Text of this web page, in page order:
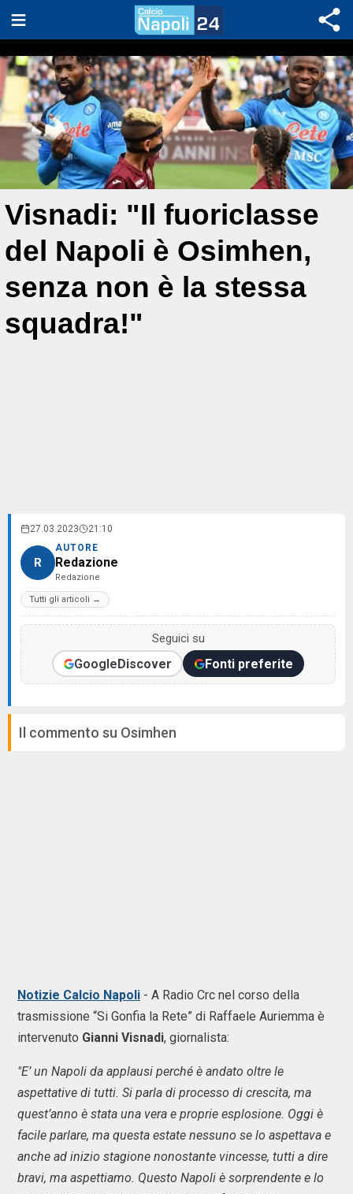
Visnadi: "Il fuoriclasse
del Napoli è Osimhen,
senza non è la stessa
squadra!"
27.03.2023 21:10
R
AUTORE
Redazione
Redazione
Tutti gli articoli →
Seguici su
GoogleDiscover Fonti preferite
Il commento su Osimhen
Notizie Calcio Napoli - A Radio Crc nel corso della
trasmissione “Si Gonfia la Rete” di Raffaele Auriemma è
intervenuto Gianni Visnadi, giornalista:
"E’ un Napoli da applausi perché è andato oltre le
aspettative di tutti. Si parla di processo di crescita, ma
quest’anno è stata una vera e proprie esplosione. Oggi è
facile parlare, ma questa estate nessuno se lo aspettava e
anche ad inizio stagione nonostante vincesse, tutti a dire
bravi, ma aspettiamo. Questo Napoli è sorprendente e lo